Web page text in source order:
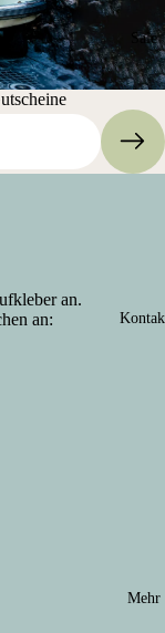
Sale
Mehr
an.
an: